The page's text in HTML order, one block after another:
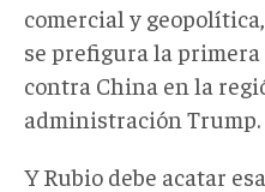
comercial y
se prefigura la
contra China en la
administración Trump.
Y Rubio debe acatar